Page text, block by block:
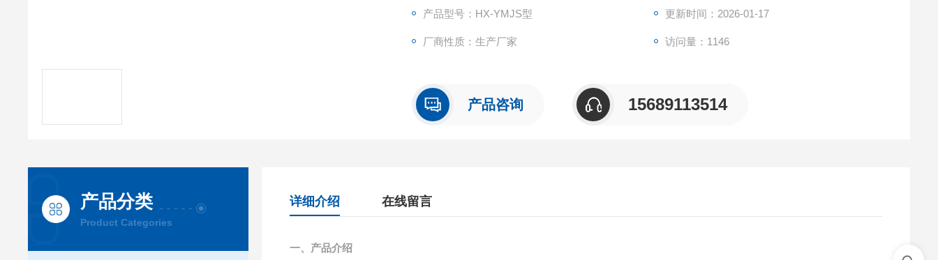
产品型号：HX-YMJS型 更新时间：2026-01-17
厂商性质：生产厂家 访问量：1146
产品咨询 15689113514
产品分类
Product Categories
详细介绍 在线留言
一、产品介绍